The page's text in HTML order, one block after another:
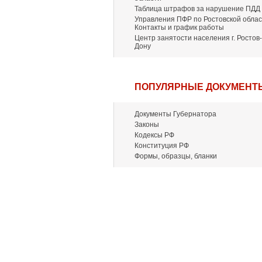
Таблица штрафов за нарушение ПДД
Управления ПФР по Ростовской
Контакты и график работы
Центр занятости населения г.
Дону
ПОПУЛЯРНЫЕ
Документы Губернатора
Законы
Кодексы РФ
Конституция РФ
Формы, образцы, бланки